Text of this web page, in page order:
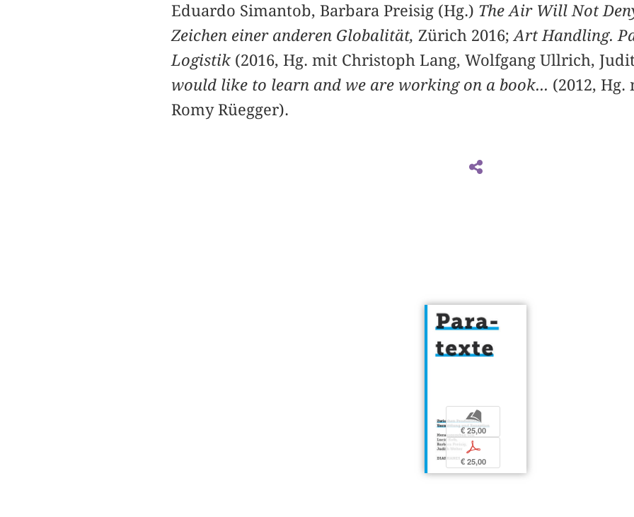
Eduardo Simantob, Barbara Preisig (Hg.) The Air Will Not
Zeichen einer anderen Globalität, Zürich 2016; Art Handling.
Logistik(2016, Hg. mit Christoph Lang, Wolfgang Ullrich,
would like to learn and we are working on a book... (2012,
Romy Rüegger).
b
€ 25,00
p
€ 25,00